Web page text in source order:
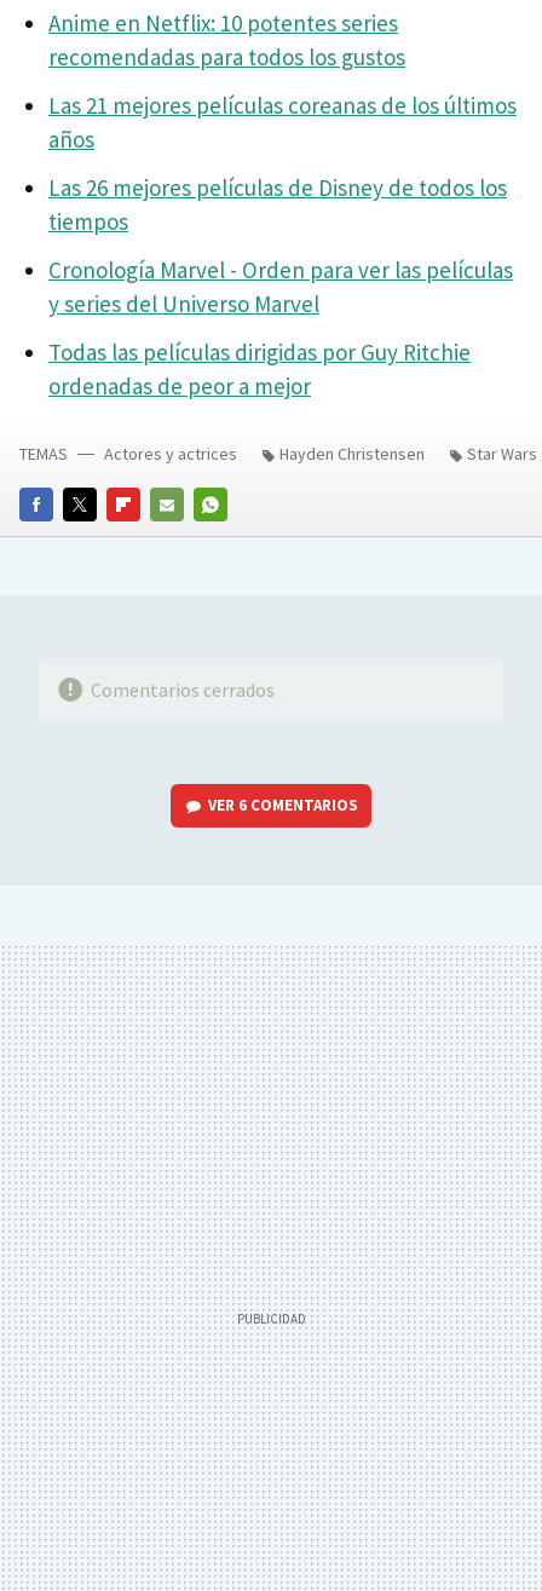
Anime en Netflix: 10 potentes series
recomendadas para todos los gustos
Las 21 mejores películas coreanas de los últimos
años
Las 26 mejores películas de Disney de todos los
tiempos
Cronología Marvel - Orden para ver las películas
y series del Universo Marvel
Todas las películas dirigidas por Guy Ritchie
ordenadas de peor a mejor
FACEBOOKTWITTERFLIPBOARD
E-
WHATSAPP
TEMAS Actores y actrices Hayden Christensen Star Wars
Comentarios cerrados
VER 6 COMENTARIOS